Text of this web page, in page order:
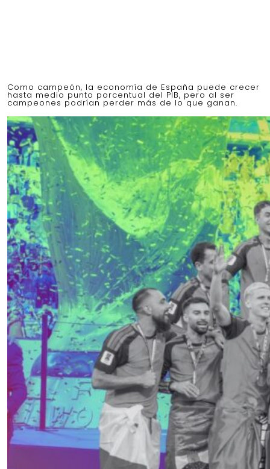
Como campeón, la economía de España puede crecer
hasta medio punto porcentual del PIB, pero al ser
campeones podrían perder más de lo que ganan.